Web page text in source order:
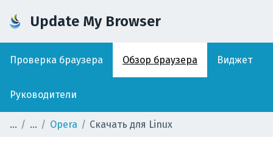
Update My Browser
Проверка браузера Обзор браузера Виджет
Руководители
Opera Скачать для Linux